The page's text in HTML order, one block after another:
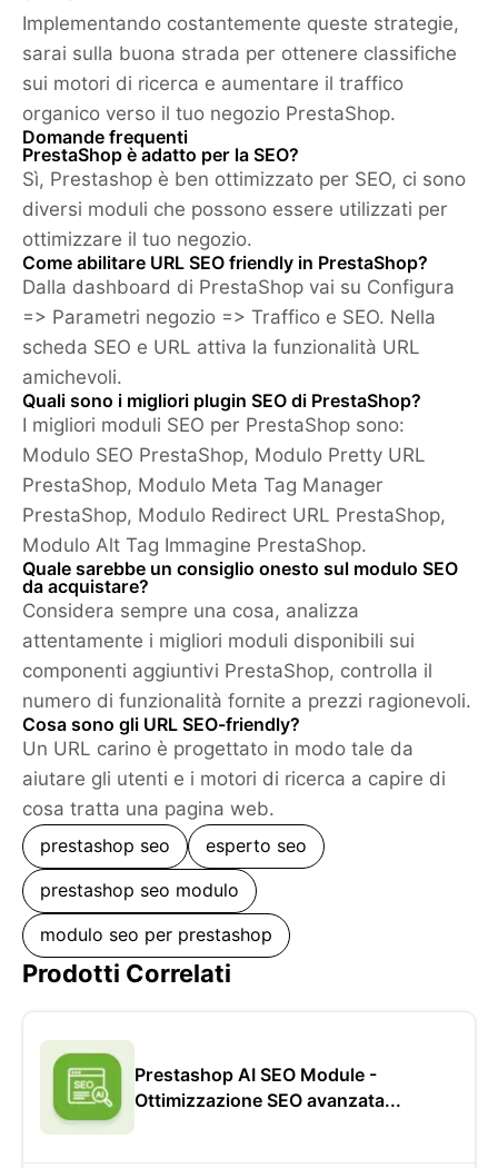
Implementando costantemente queste strategie,
sarai sulla buona strada per ottenere classifiche
sui motori di ricerca e aumentare il traffico
organico verso il tuo negozio PrestaShop.
Domande frequenti
PrestaShop è adatto per la SEO?
Sì, Prestashop è ben ottimizzato per SEO, ci sono
diversi moduli che possono essere utilizzati per
ottimizzare il tuo negozio.
Come abilitare URL SEO friendly in PrestaShop?
Dalla dashboard di PrestaShop vai su Configura
=> Parametri negozio => Traffico e SEO. Nella
scheda SEO e URL attiva la funzionalità URL
amichevoli.
Quali sono i migliori plugin SEO di PrestaShop?
I migliori moduli SEO per PrestaShop sono:
Modulo SEO PrestaShop, Modulo Pretty URL
PrestaShop, Modulo Meta Tag Manager
PrestaShop, Modulo Redirect URL PrestaShop,
Modulo Alt Tag Immagine PrestaShop.
Quale sarebbe un consiglio onesto sul modulo SEO
da acquistare?
Considera sempre una cosa, analizza
attentamente i migliori moduli disponibili sui
componenti aggiuntivi PrestaShop, controlla il
numero di funzionalità fornite a prezzi ragionevoli.
Cosa sono gli URL SEO-friendly?
Un URL carino è progettato in modo tale da
aiutare gli utenti e i motori di ricerca a capire di
cosa tratta una pagina web.
prestashop seo esperto seo
prestashop seo modulo
modulo seo per prestashop
Prodotti Correlati
Prestashop AI SEO Module -
Ottimizzazione SEO avanzata...